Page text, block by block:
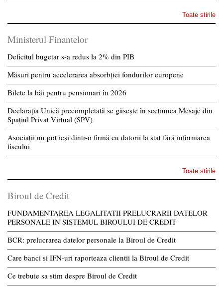
Toate stirile
Ministerul Finantelor
Deficitul bugetar s-a redus la 2% din PIB
Măsuri pentru accelerarea absorbției fondurilor europene
Bilete la băi pentru pensionari în 2026
Declarația Unică precompletată se găsește în secțiunea Mesaje din
Spațiul Privat Virtual (SPV)
Asociații nu pot ieși dintr-o firmă cu datorii la stat fără informarea
fiscului
Toate stirile
Biroul de Credit
FUNDAMENTAREA LEGALITATII PRELUCRARII DATELOR
PERSONALE IN SISTEMUL BIROULUI DE CREDIT
BCR: prelucrarea datelor personale la Biroul de Credit
Care banci si IFN-uri raporteaza clientii la Biroul de Credit
Ce trebuie sa stim despre Biroul de Credit